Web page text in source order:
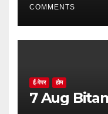
COMMENTS
ई-पेपर होम
7